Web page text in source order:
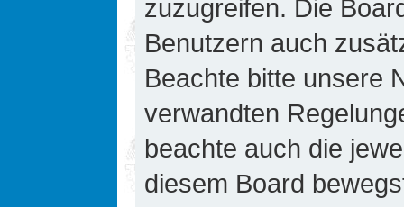
zuzugreifen. Die
Benutzern auch
Beachte bitte unsere
verwandten
beachte auch die
diesem Board